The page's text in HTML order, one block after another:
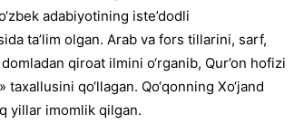
adabiyotining iste’dodli
ta’lim olgan. Arab va fors tillarini, sarf,
qiroat ilmini o‘rganib, Qur’on hofizi
qo‘llagan. Qo‘qonning Xo‘jand
yillar imomlik qilgan.